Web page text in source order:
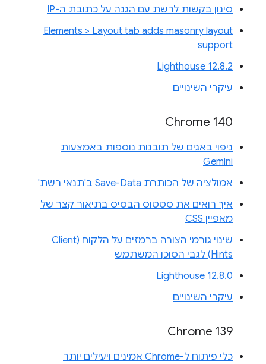
סינון בקשות לרשת עם הגנה על כתובת ה-IP
Elements > Layout tab adds masonry layout
support
Lighthouse 12.8.2
עיקרי השינויים
Chrome 140
ניפוי באגים של תובנות נוספות באמצעות
Gemini
אמולציה של הכותרת Save-Data ב'תנאי רשת'
איך רואים את סטטוס הבסיס בתיאור קצר של
מאפיין CSS
שינוי גורמי הצורה ברמזים על הלקוח (Client
Hints) לגבי הסוכן המשתמש
Lighthouse 12.8.0
עיקרי השינויים
Chrome 139
כלי פיתוח ל-Chrome אמינים ויעילים יותר